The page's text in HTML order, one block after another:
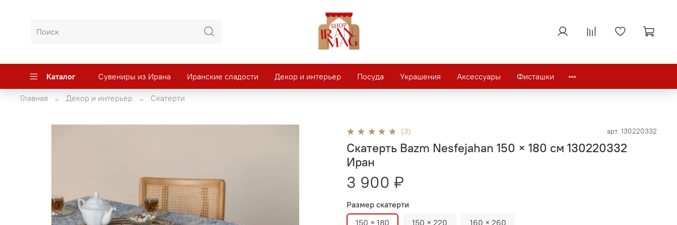
Каталог Сувениры из Ирана Иранские сладости Декор и интерьер Посуда Украшения Аксессуары Фисташки
Главная Декор и интерьер Скатерти
(3) арт. 130220332
Скатерть Bazm Nesfejahan 150 × 180 см 130220332
Иран
3 900 ₽
Размер скатерти
150 × 180
150 × 220 160 × 260